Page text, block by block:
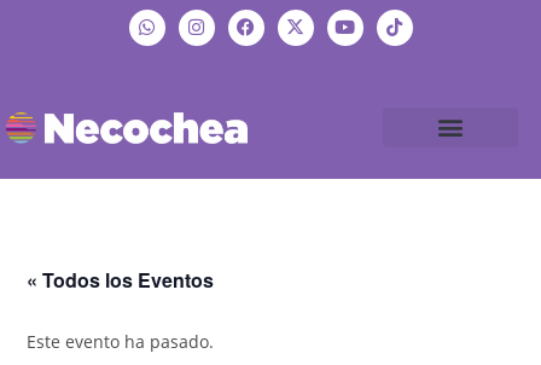
« Todos los Eventos
Este evento ha pasado.